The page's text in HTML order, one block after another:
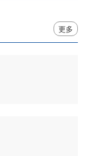
更多